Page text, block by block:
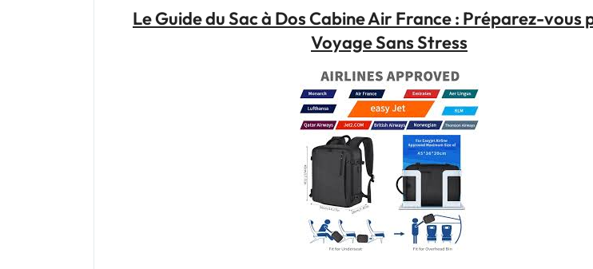
Bagage
Cabine
aux
Normes
Air
France"
Le Guide du Sac à Dos Cabine Air France : Préparez-vous
Voyage Sans Stress